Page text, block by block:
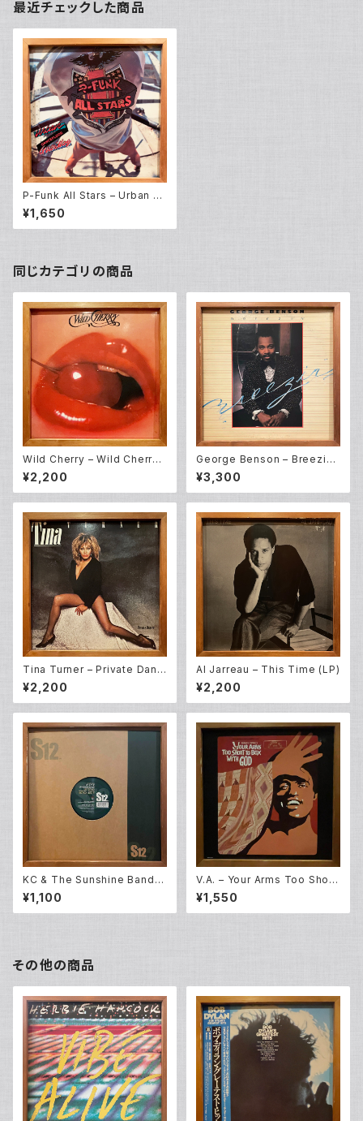
最近チェックした商品
P-Funk All Stars – Urban D
ancefloor Guerillas (LP)
¥1,650
同じカテゴリの商品
Wild Cherry – Wild Cherry
(LP)
¥2,200
George Benson – Breezin'
(LP)
¥3,300
Tina Turner – Private Danc
er (LP)
¥2,200
Al Jarreau – This Time (LP)
¥2,200
KC & The Sunshine Band –
Get Down Tonight / That's
The Way I Like It (12EP)
¥1,100
V.A. – Your Arms Too Short
To Box With God [Original
Broadway Cast] (LP)
¥1,550
その他の商品